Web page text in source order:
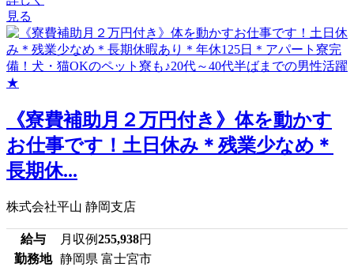
見る
《寮費補助月２万円付き》体を動かす
お仕事です！土日休み＊残業少なめ＊
長期休...
株式会社平山 静岡支店
給与 月収例255,938円
勤務地
静岡県 富士宮市